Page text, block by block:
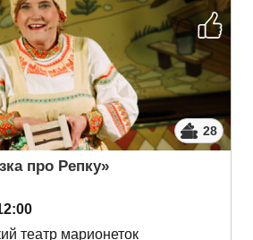
28
про Репку»
театр марионеток